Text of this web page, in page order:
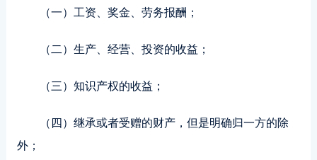
（一）工资、奖金、劳务报酬；
（二）生产、经营、投资的收益；
（三）知识产权的收益；
（四）继承或者受赠的财产，但是明确归一方的除
外；